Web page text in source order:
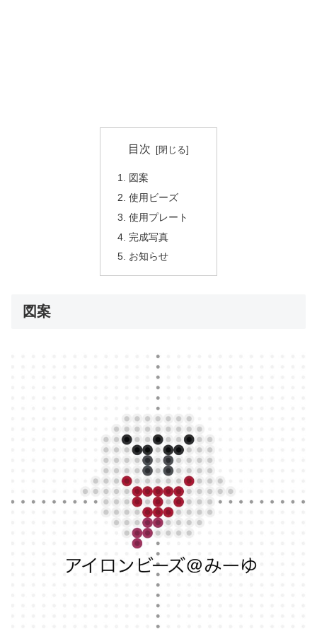
目次
図案
使用ビーズ
使用プレート
完成写真
お知らせ
図案